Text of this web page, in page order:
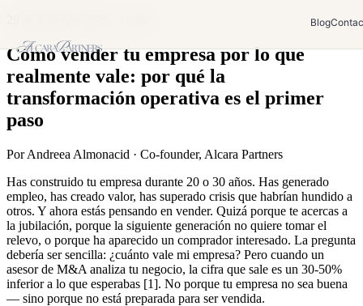
Blog
Cómo vender tu empresa por lo que
realmente vale: por qué la
transformación operativa es el primer
paso
PorAndreea Almonacid · Co-founder, Alcara Partners
Has construido tu empresa durante 20 o 30 años. Has generado
empleo, has creado valor, has superado crisis que habrían hundido a
otros. Y ahora estás pensando en vender. Quizá porque te acercas a
la jubilación, porque la siguiente generación no quiere tomar el
relevo, o porque ha aparecido un comprador interesado. La pregunta
debería ser sencilla: ¿cuánto vale mi empresa? Pero cuando un
asesor de M&A analiza tu negocio, la cifra que sale es un 30-50%
inferior a lo que esperabas [1]. No porque tu empresa no sea buena
— sino porque no está preparada para ser vendida.